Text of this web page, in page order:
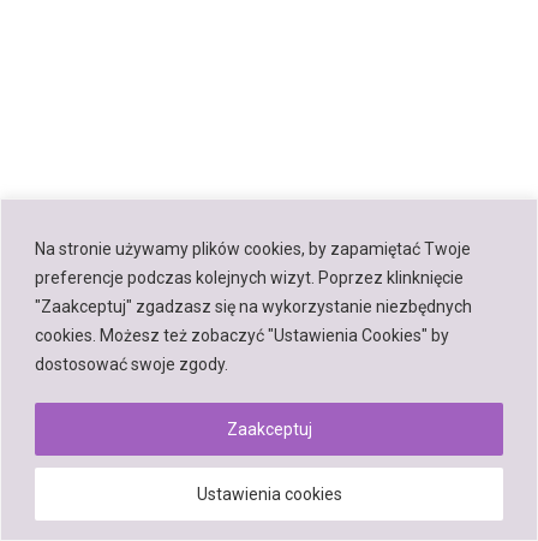
Na stronie używamy plików cookies, by zapamiętać Twoje
preferencje podczas kolejnych wizyt. Poprzez klinknięcie
"Zaakceptuj" zgadzasz się na wykorzystanie niezbędnych
cookies. Możesz też zobaczyć "Ustawienia Cookies" by
dostosować swoje zgody.
Ustawienia cookies
Zaakceptuj